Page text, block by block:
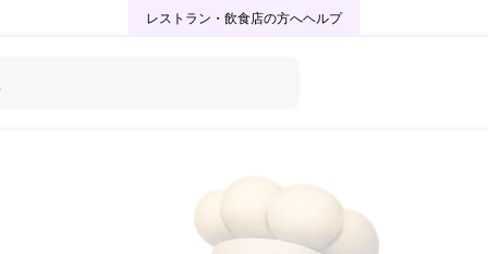
レストラン・飲食店の方へヘルプ